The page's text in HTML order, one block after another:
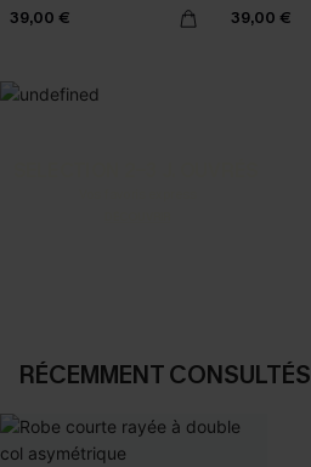
39,00 € 39,00 €
RÉCEMMENT CONSULTÉS